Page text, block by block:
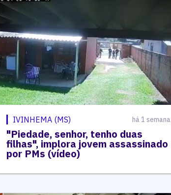
IVINHEMA (MS) há 1 semana
"Piedade, senhor, tenho duas
filhas", implora jovem assassinado
por PMs (vídeo)